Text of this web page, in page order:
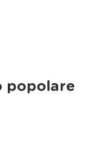
popolare